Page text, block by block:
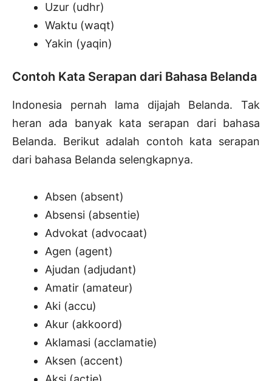
Uzur (udhr)
Waktu (waqt)
Yakin (yaqin)
Contoh Kata Serapan dari Bahasa Belanda
Indonesia pernah lama dijajah Belanda. Tak
heran ada banyak kata serapan dari bahasa
Belanda. Berikut adalah contoh kata serapan
dari bahasa Belanda selengkapnya.
Absen (absent)
Absensi (absentie)
Advokat (advocaat)
Agen (agent)
Ajudan (adjudant)
Amatir (amateur)
Aki (accu)
Akur (akkoord)
Aklamasi (acclamatie)
Aksen (accent)